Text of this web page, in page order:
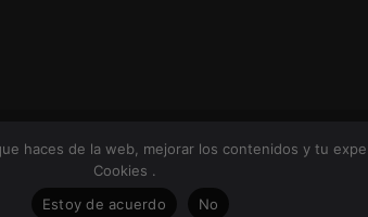
Más - Todos los Derechos
por Mundo Marketing 3dmatica©
haces de la web, mejorar los contenidos y tu
Cookies .
Estoy de acuerdo
No